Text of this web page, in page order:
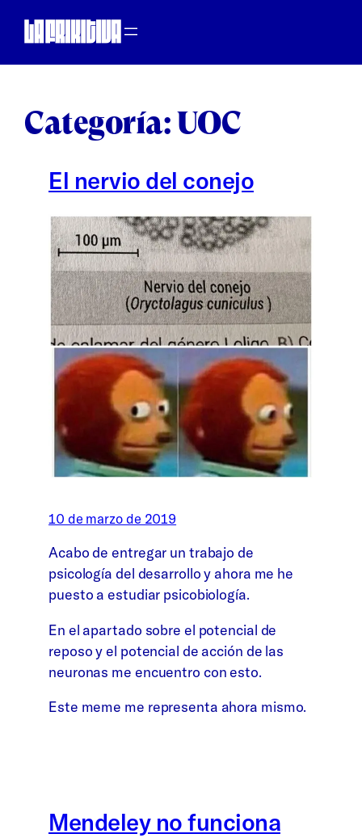
Categoría: UOC
El nervio del conejo
10 de marzo de 2019
Acabo de entregar un trabajo de
psicología del desarrollo y ahora me he
puesto a estudiar psicobiología.
En el apartado sobre el potencial de
reposo y el potencial de acción de las
neuronas me encuentro con esto.
Este meme me representa ahora mismo.
Mendeley no funciona